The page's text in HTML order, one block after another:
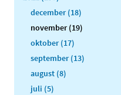
december (18)
november (19)
oktober (17)
september (13)
august (8)
juli (5)